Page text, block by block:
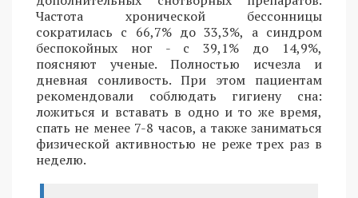
Частота хронической бессонницы
сократилась с 66,7% до 33,3%, а синдром
беспокойных ног - с 39,1% до 14,9%,
поясняют ученые. Полностью исчезла и
дневная сонливость. При этом пациентам
рекомендовали соблюдать гигиену сна:
ложиться и вставать в одно и то же время,
спать не менее 7-8 часов, а также заниматься
физической активностью не реже трех раз в
неделю.